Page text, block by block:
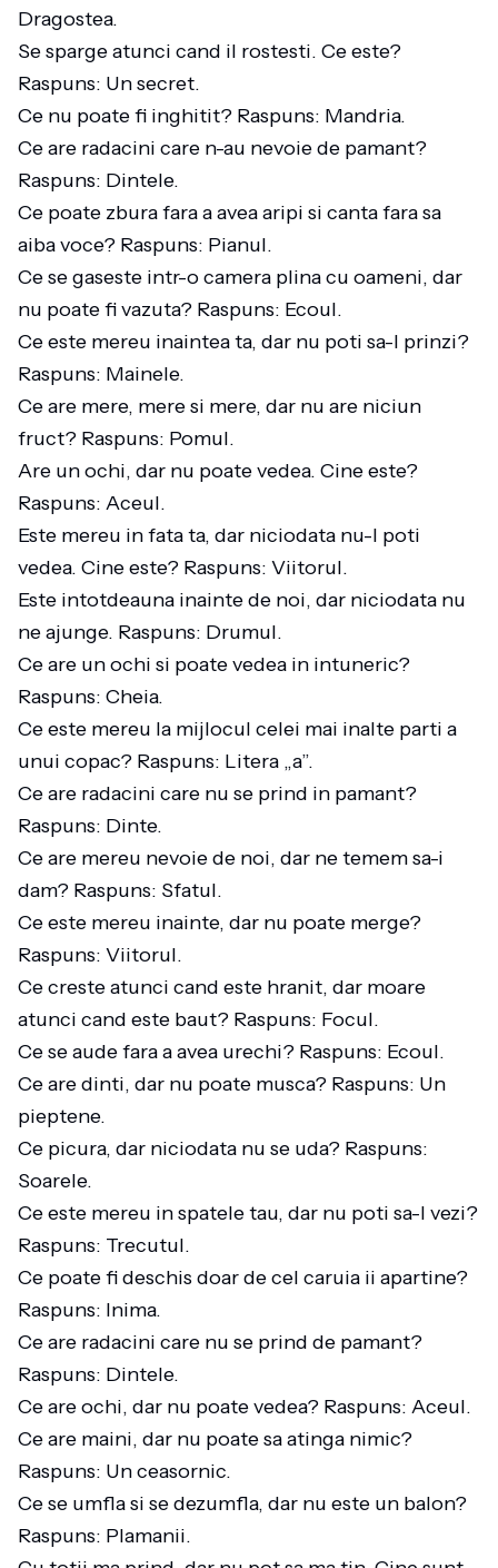
Dragostea.
Se sparge atunci cand il rostesti. Ce este?
Raspuns: Un secret.
Ce nu poate fi inghitit? Raspuns: Mandria.
Ce are radacini care n-au nevoie de pamant?
Raspuns: Dintele.
Ce poate zbura fara a avea aripi si canta fara sa
aiba voce? Raspuns: Pianul.
Ce se gaseste intr-o camera plina cu oameni, dar
nu poate fi vazuta? Raspuns: Ecoul.
Ce este mereu inaintea ta, dar nu poti sa-l prinzi?
Raspuns: Mainele.
Ce are mere, mere si mere, dar nu are niciun
fruct? Raspuns: Pomul.
Are un ochi, dar nu poate vedea. Cine este?
Raspuns: Aceul.
Este mereu in fata ta, dar niciodata nu-l poti
vedea. Cine este? Raspuns: Viitorul.
Este intotdeauna inainte de noi, dar niciodata nu
ne ajunge. Raspuns: Drumul.
Ce are un ochi si poate vedea in intuneric?
Raspuns: Cheia.
Ce este mereu la mijlocul celei mai inalte parti a
unui copac? Raspuns: Litera „a”.
Ce are radacini care nu se prind in pamant?
Raspuns: Dinte.
Ce are mereu nevoie de noi, dar ne temem sa-i
dam? Raspuns: Sfatul.
Ce este mereu inainte, dar nu poate merge?
Raspuns: Viitorul.
Ce creste atunci cand este hranit, dar moare
atunci cand este baut? Raspuns: Focul.
Ce se aude fara a avea urechi? Raspuns: Ecoul.
Ce are dinti, dar nu poate musca? Raspuns: Un
pieptene.
Ce picura, dar niciodata nu se uda? Raspuns:
Soarele.
Ce este mereu in spatele tau, dar nu poti sa-l vezi?
Raspuns: Trecutul.
Ce poate fi deschis doar de cel caruia ii apartine?
Raspuns: Inima.
Ce are radacini care nu se prind de pamant?
Raspuns: Dintele.
Ce are ochi, dar nu poate vedea? Raspuns: Aceul.
Ce are maini, dar nu poate sa atinga nimic?
Raspuns: Un ceasornic.
Ce se umfla si se dezumfla, dar nu este un balon?
Raspuns: Plamanii.